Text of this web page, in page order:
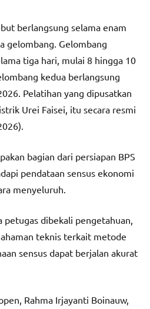
berlangsung selama enam
gelombang. Gelombang
tiga hari, mulai 8 hingga 10
kedua berlangsung
Pelatihan yang dipusatkan
Urei Faisei, itu secara resmi
bagian dari persiapan BPS
pendataan sensus ekonomi
menyeluruh.
petugas dibekali pengetahuan,
teknis terkait metode
sensus dapat berjalan akurat
Rahma Irjayanti Boinauw,